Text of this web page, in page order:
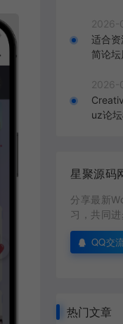
2026-
适合
简论坛
2026-
uz论
星聚源码
分享最新
习，共同进
QQ交
热门文章